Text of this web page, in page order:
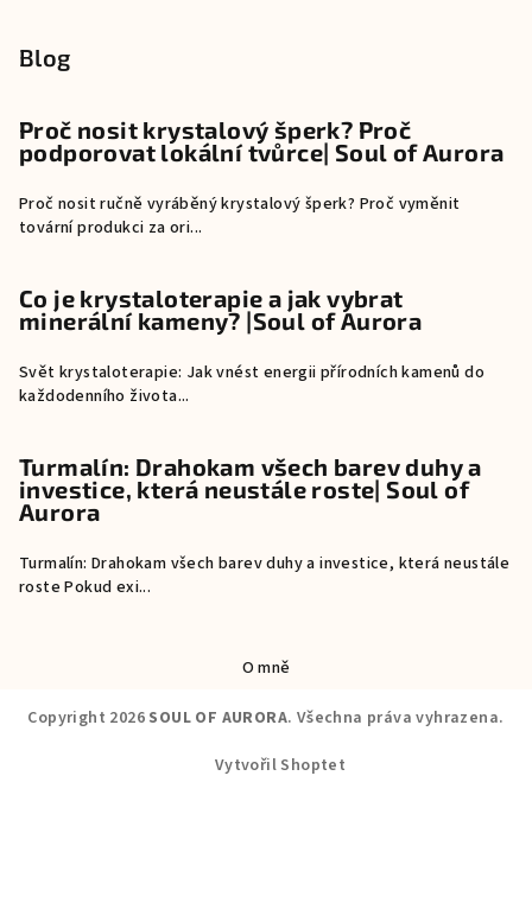
Blog
Proč nosit krystalový šperk? Proč
podporovat lokální tvůrce| Soul of Aurora
Proč nosit ručně vyráběný krystalový šperk? Proč vyměnit
tovární produkci za ori...
Co je krystaloterapie a jak vybrat
minerální kameny? |Soul of Aurora
Svět krystaloterapie: Jak vnést energii přírodních kamenů do
každodenního života...
Turmalín: Drahokam všech barev duhy a
investice, která neustále roste| Soul of
Aurora
Turmalín: Drahokam všech barev duhy a investice, která neustále
roste Pokud exi...
O mně
Copyright 2026 SOUL OF AURORA. Všechna práva vyhrazena.
Vytvořil Shoptet